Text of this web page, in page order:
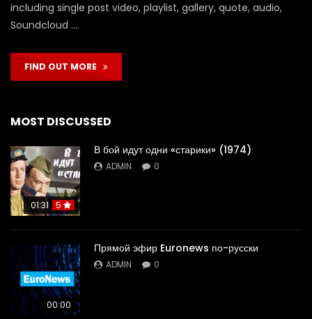
including single post video, playlist, gallery, quote, audio,
Soundcloud ….
FIND OUT MORE
MOST DISCUSSED
01:31 5
В бой идут одни «старики» (1974)
ADMIN 0
00:00
Прямой эфир Euronews по-русски
ADMIN 0